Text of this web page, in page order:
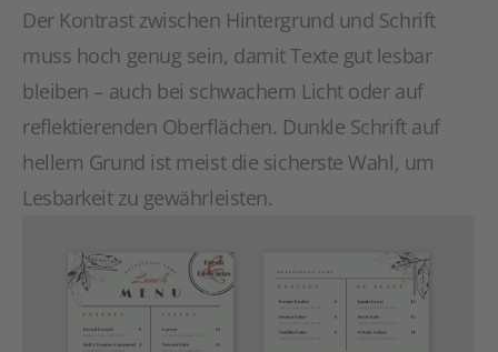
Der Kontrast zwischen Hintergrund und Schrift
muss hoch genug sein, damit Texte gut lesbar
bleiben – auch bei schwachem Licht oder auf
reflektierenden Oberflächen. Dunkle Schrift auf
hellem Grund ist meist die sicherste Wahl, um
Lesbarkeit zu gewährleisten.